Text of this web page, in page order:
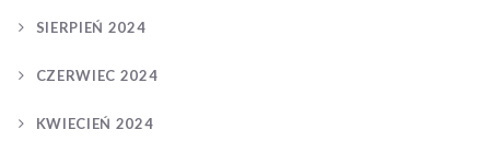
SIERPIEŃ 2024
CZERWIEC 2024
KWIECIEŃ 2024